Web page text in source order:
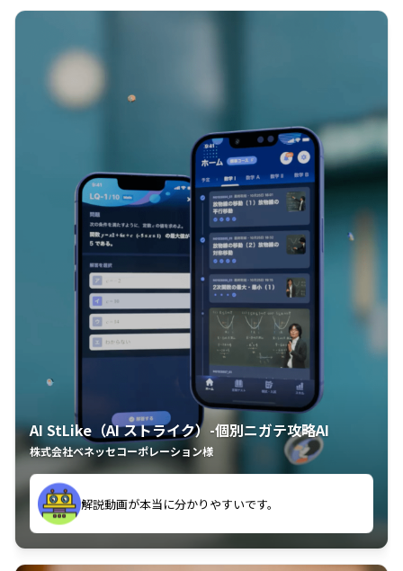
AI StLike（AI ストライク）-個別ニガテ攻略AI
株式会社ベネッセコーポレーション様
古文漢文を主に使わせていただいているが、復習する
のに非常に役立っている。
解説動画が本当に分かりやすいです。